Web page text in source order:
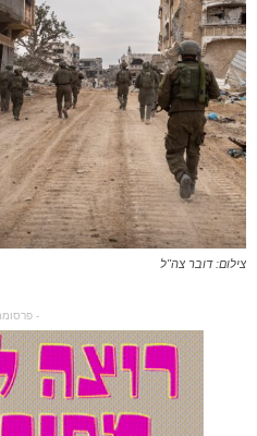
צילום: דובר צה"ל
-